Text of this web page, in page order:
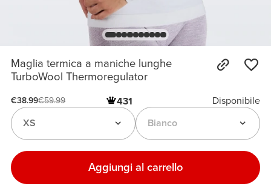
Maglia termica a maniche lunghe
TurboWool Thermoregulator
€38.99€59.99 431
Disponibile
Bianco
XS
Aggiungi al carrello